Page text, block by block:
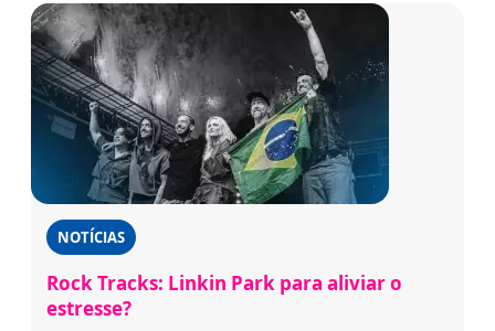
NOTÍCIAS
Rock Tracks: Linkin Park para aliviar o
estresse?